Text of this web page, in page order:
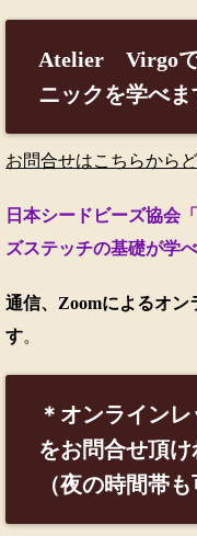
Atelier Virgoで
ニックを学べま
お問合せはこちらから
日本シードビーズ協会
ズステッチの基礎が学べ
通信、Zoomによるオン
す。
＊オンライン
をお問合せ頂け
（夜の時間帯も